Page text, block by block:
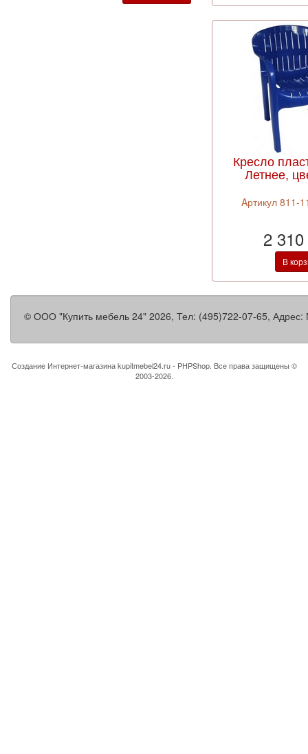
Кресло
Летнее,
Aртикул 811-
2
В
© ООО "Купить мебель 24" 2026, Тел: (495)722-07-65, Адрес:
Создание Интернет-магазинаkupitmebel24.ru - PHPShop. Все права защищены ©
2003-2026.